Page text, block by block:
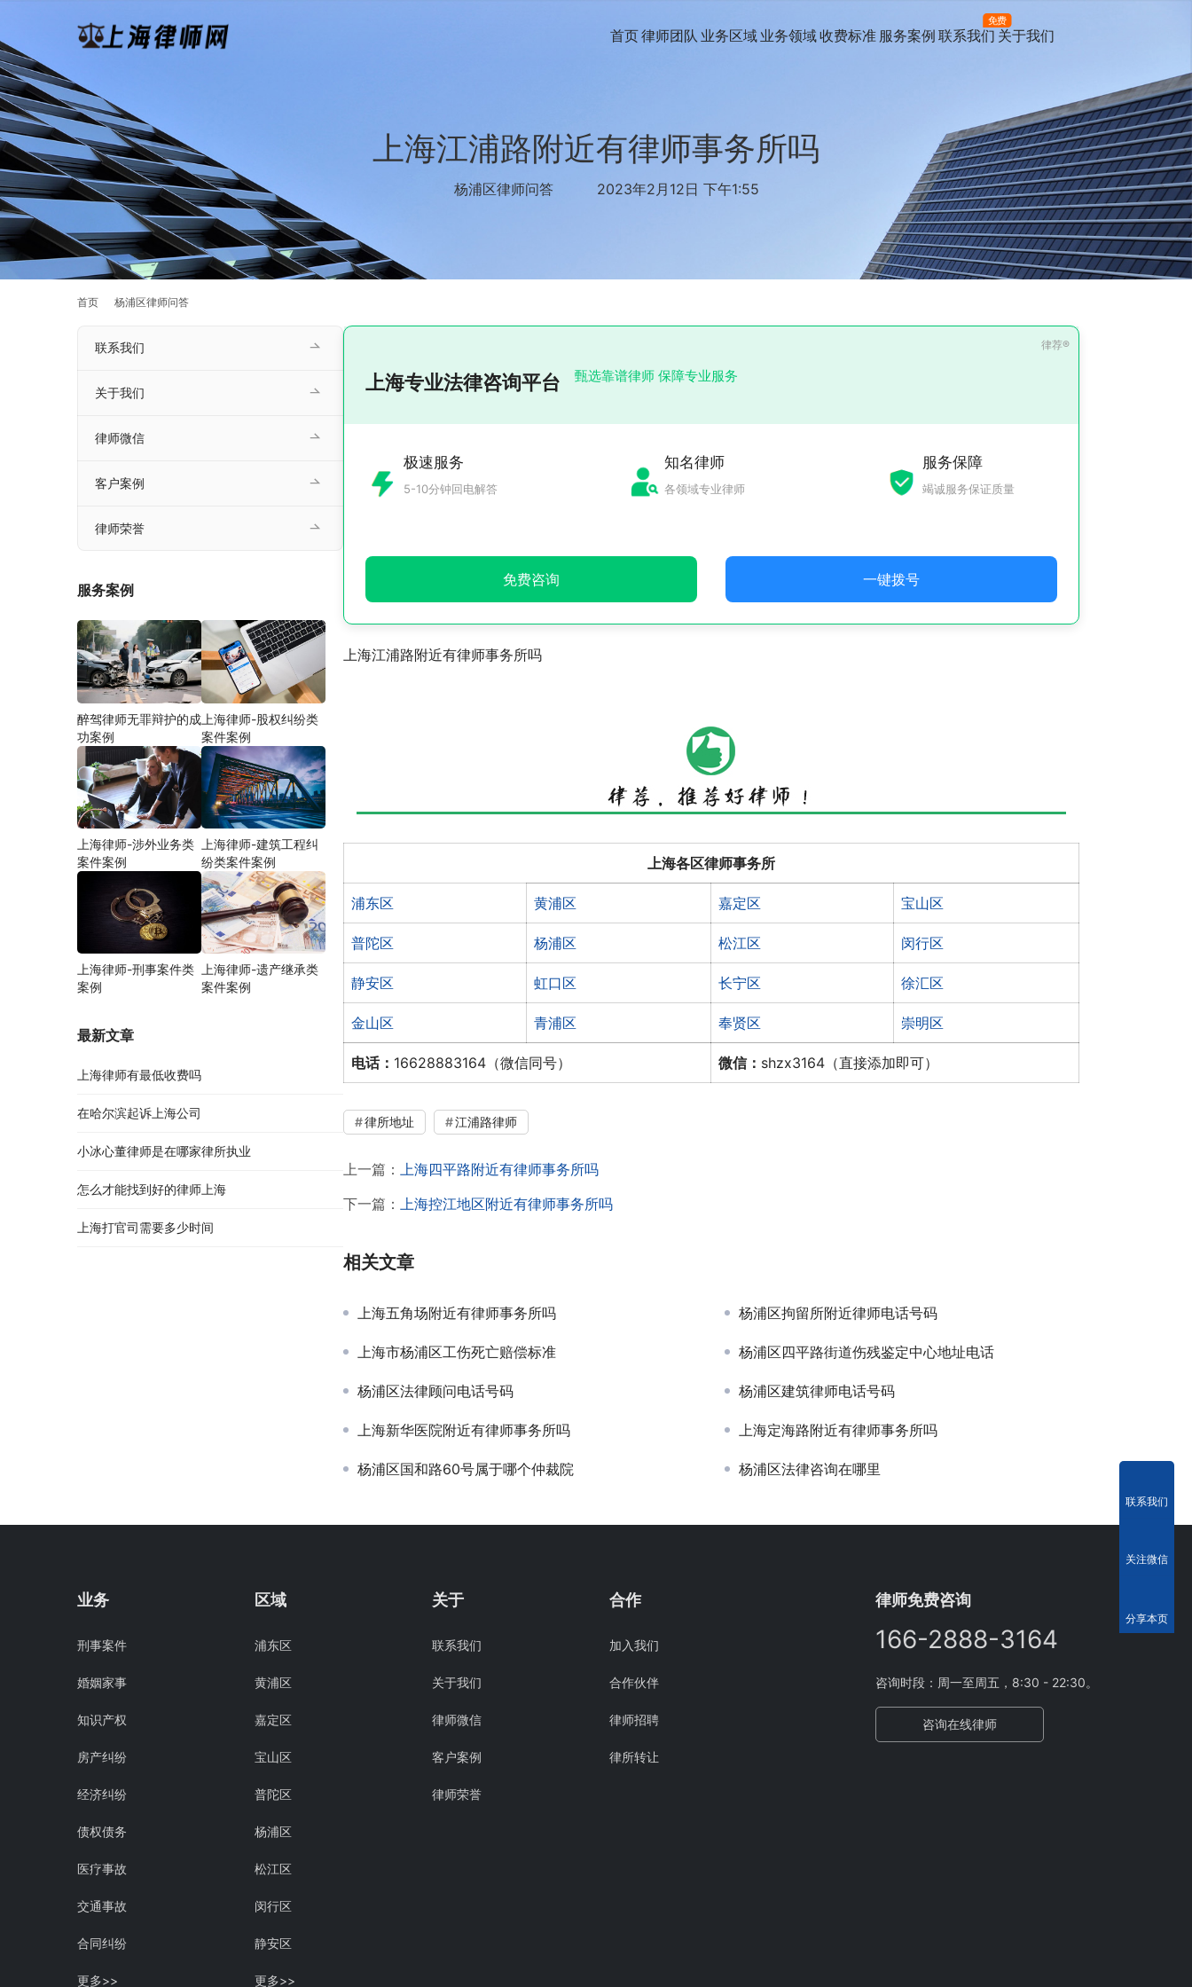
首页律师团队 业务区域 业务领域收费标准 服务案例 联系我们
免费
关于我们
上海江浦路附近有律师事务所吗
杨浦区律师问答 2023年2月12日 下午1:55
首页 杨浦区律师问答
上海专业法律咨询平台 甄选靠谱律师 保障专业服务
极速服务
5-10分钟回电解答
知名律师
各领域专业律师
服务保障
竭诚服务保证质量
免费咨询 一键拨号
上海江浦路附近有律师事务所吗
上海各区律师事务所
浦东区 黄浦区 嘉定区 宝山区
普陀区 杨浦区 松江区 闵行区
静安区 虹口区 长宁区 徐汇区
金山区 青浦区 奉贤区 崇明区
电话： 16628883164（微信同号） 微信： shzx3164（直接添加即可）
律所地址 江浦路律师
上一篇： 上海四平路附近有律师事务所吗
下一篇： 上海控江地区附近有律师事务所吗
相关文章
上海五角场附近有律师事务所吗 杨浦区拘留所附近律师电话号码
上海市杨浦区工伤死亡赔偿标准 杨浦区四平路街道伤残鉴定中心地址电话
杨浦区法律顾问电话号码 杨浦区建筑律师电话号码
上海新华医院附近有律师事务所吗 上海定海路附近有律师事务所吗
杨浦区国和路60号属于哪个仲裁院 杨浦区法律咨询在哪里
联系我们
关于我们
律师微信
客户案例
律师荣誉
服务案例
醉驾律师无罪辩护的成
功案例
上海律师-股权纠纷类
案件案例
上海律师-涉外业务类
案件案例
上海律师-建筑工程纠
纷类案件案例
上海律师-刑事案件类
案例
上海律师-遗产继承类
案件案例
最新文章
上海律师有最低收费吗
在哈尔滨起诉上海公司
小冰心董律师是在哪家律所执业
怎么才能找到好的律师上海
上海打官司需要多少时间
业务
刑事案件
婚姻家事
知识产权
房产纠纷
经济纠纷
债权债务
医疗事故
交通事故
合同纠纷
更多>>
区域
浦东区
黄浦区
嘉定区
宝山区
普陀区
杨浦区
松江区
闵行区
静安区
更多>>
关于
联系我们
关于我们
律师微信
客户案例
律师荣誉
合作
加入我们
合作伙伴
律师招聘
律所转让
律师免费咨询
166-2888-3164
咨询时段：周一至周五，8:30 - 22:30。
咨询在线律师
联系我们
关注微信
分享本页